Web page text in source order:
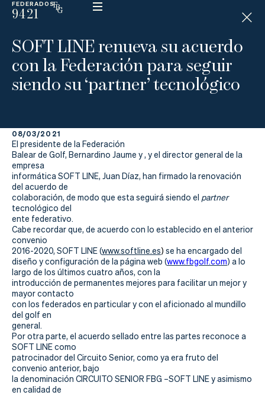
FEDERADOS
9421
ESP
N
D
C
P
La
Federación
Federarse
Jugar
Aprender
Actualidad
Tienda
SOFT LINE renueva su acuerdo
con la Federación para seguir
siendo su ‘partner’ tecnológico
08/03/2021
El presidente de la Federación
Balear de Golf, Bernardino Jaume y , y el director general de la
empresa
informática SOFT LINE, Juan Díaz, han firmado la renovación
del acuerdo de
colaboración, de modo que esta seguirá siendo el partner
tecnológico del
ente federativo.
Cabe recordar que, de acuerdo con lo establecido en el anterior
convenio
2016-2020, SOFT LINE (www.softline.es) se ha encargado del
diseño y configuración de la página web (www.fbgolf.com) a lo
largo de los últimos cuatro años, con la
introducción de permanentes mejores para facilitar un mejor y
mayor contacto
con los federados en particular y con el aficionado al mundillo
del golf en
general.
Por otra parte, el acuerdo sellado entre las partes reconoce a
SOFT LINE como
patrocinador del Circuito Senior, como ya era fruto del
convenio anterior, bajo
la denominación CIRCUITO SENIOR FBG –SOFT LINE y asimismo
en calidad de